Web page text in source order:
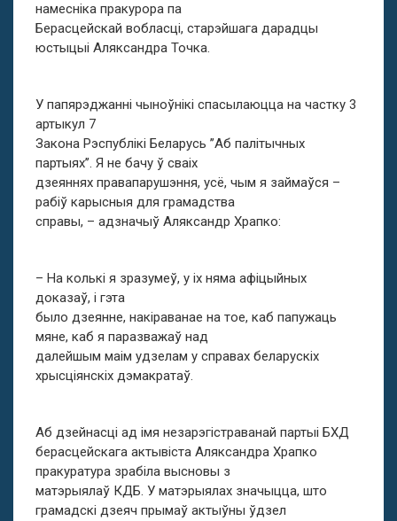
намесніка пракурора па
Берасцейскай вобласці, старэйшага дарадцы
юстыцыі Аляксандра Точка.
У папярэджанні чыноўнікі спасылаюцца на частку 3
артыкул 7
Закона Рэспублікі Беларусь ’’Аб палітычных
партыях’’. Я не бачу ў сваіх
дзеяннях правапарушэння, усё, чым я займаўся –
рабіў карысныя для грамадства
справы, – адзначыў Аляксандр Храпко:
– На колькі я зразумеў, у іх няма афіцыйных
доказаў, і гэта
было дзеянне, накіраванае на тое, каб папужаць
мяне, каб я паразважаў над
далейшым маім удзелам у справах беларускіх
хрысціянскіх дэмакратаў.
Аб дзейнасці ад імя незарэгістраванай партыі БХД
берасцейскага актывіста Аляксандра Храпко
пракуратура зрабіла высновы з
матэрыялаў КДБ. У матэрыялах значыцца, што
грамадскі дзеяч прымаў актыўны ўдзел